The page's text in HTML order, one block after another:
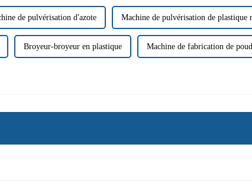
de pulvérisation d'azote Machine de pulvérisation de
Broyeur-broyeur en plastique Machine de fabrication de